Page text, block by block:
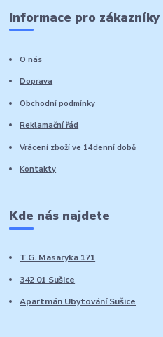
Informace pro zákazníky
O nás
Doprava
Obchodní podmínky
Reklamační řád
Vrácení zboží ve 14denní době
Kontakty
Kde nás najdete
T.G. Masaryka 171
342 01 Sušice
Apartmán Ubytování Sušice